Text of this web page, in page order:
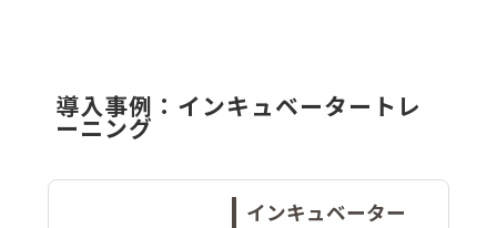
導入事例：インキュベータートレ
ーニング
インキュベーター